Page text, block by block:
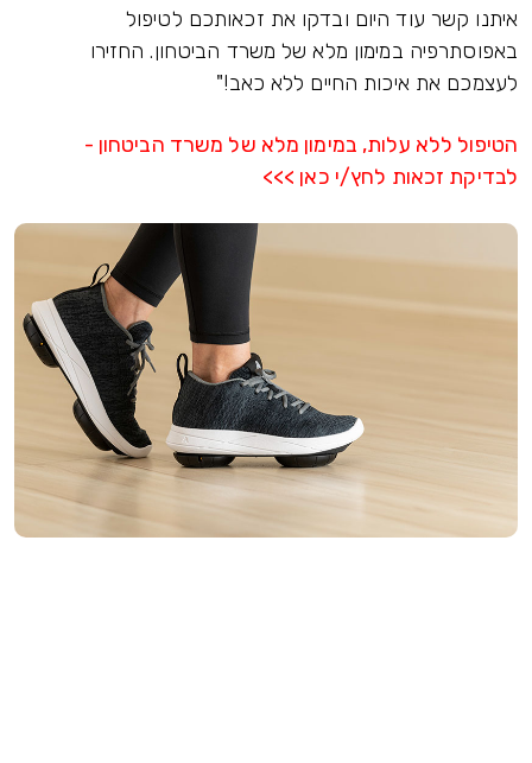
איתנו קשר עוד היום ובדקו את זכאותכם לטיפול
באפוסתרפיה במימון מלא של משרד הביטחון. החזירו
לעצמכם את איכות החיים ללא כאב!"
הטיפול ללא עלות, במימון מלא של משרד הביטחון -
לבדיקת זכאות לחץ/י כאן >>>